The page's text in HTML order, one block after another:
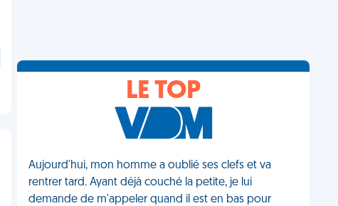
LE TOP
Aujourd'hui, mon homme a oublié ses clefs et va
rentrer tard. Ayant déjà couché la petite, je lui
demande de m'appeler quand il est en bas pour